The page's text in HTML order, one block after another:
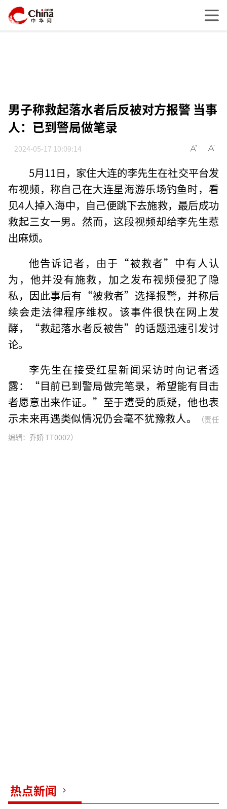
男子称救起落水者后反被对方报警 当事
人：已到警局做笔录
2024-05-17 10:09:14
5月11日，家住大连的李先生在社交平台发
布视频，称自己在大连星海游乐场钓鱼时，看
见4人掉入海中，自己便跳下去施救，最后成功
救起三女一男。然而，这段视频却给李先生惹
出麻烦。
他告诉记者，由于“被救者”中有人认
为，他并没有施救，加之发布视频侵犯了隐
私，因此事后有“被救者”选择报警，并称后
续会走法律程序维权。该事件很快在网上发
酵，“救起落水者反被告”的话题迅速引发讨
论。
李先生在接受红星新闻采访时向记者透
露：“目前已到警局做完笔录，希望能有目击
者愿意出来作证。”至于遭受的质疑，他也表
示未来再遇类似情况仍会毫不犹豫救人。
（责任
编辑：乔娇 TT0002）
热点新闻